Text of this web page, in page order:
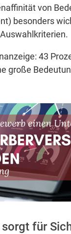
von
besonders
43
große
für